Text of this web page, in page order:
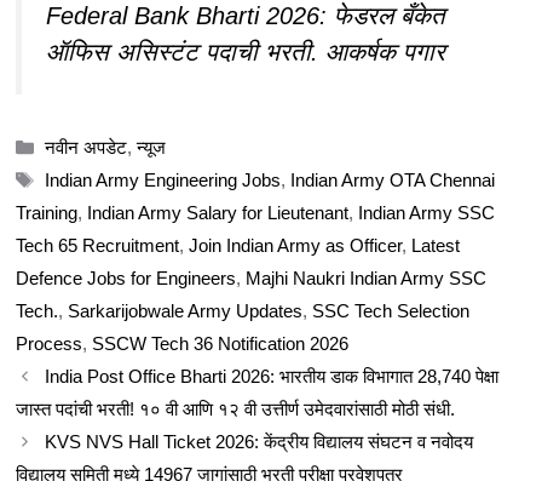
Federal Bank Bharti 2026: फेडरल बँकेत
ऑफिस असिस्टंट पदाची भरती. आकर्षक पगार
Categories
नवीन अपडेट,न्यूज
Tags
Indian Army Engineering Jobs, Indian Army OTA Chennai
Training, Indian Army Salary for Lieutenant, Indian Army SSC
Tech 65 Recruitment, Join Indian Army as Officer, Latest
Defence Jobs for Engineers, Majhi Naukri Indian Army SSC
Tech., Sarkarijobwale Army Updates, SSC Tech Selection
Process, SSCW Tech 36 Notification 2026
India Post Office Bharti 2026: भारतीय डाक विभागात 28,740 पेक्षा
जास्त पदांची भरती! १० वी आणि १२ वी उत्तीर्ण उमेदवारांसाठी मोठी संधी.
KVS NVS Hall Ticket 2026: केंद्रीय विद्यालय संघटन व नवोदय
विद्यालय समिती मध्ये 14967 जागांसाठी भरती परीक्षा प्रवेशपत्र